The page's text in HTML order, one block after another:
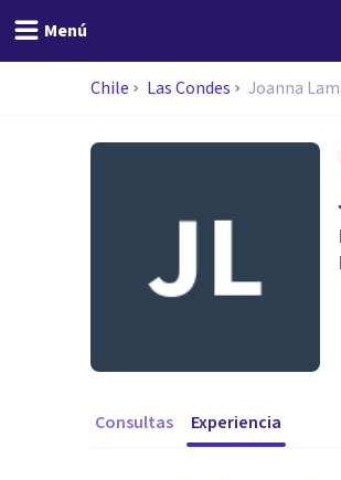
Menú
Chile Las Condes Joanna
Consultas Experiencia